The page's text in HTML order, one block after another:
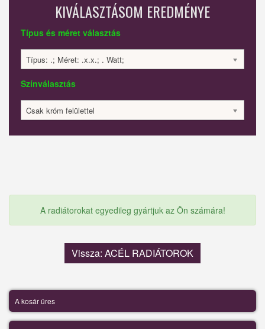
KIVÁLASZTÁSOM EREDMÉNYE
Típus és méret választás
Típus: .; Méret: .x.x.; . Watt;
Színválasztás
Csak króm felülettel
A radiátorokat egyedileg gyártjuk az Ön számára!
Vissza: ACÉL RADIÁTOROK
A kosár üres